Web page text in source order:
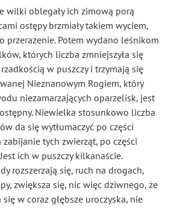
wilki oblegały ich zimową porą
ostępy brzmiały takiem wyciem,
przerażenie. Potem wydano leśnikom
których liczba zmniejszyła się
w puszczy i trzymają się
Nieznanowym Rogiem, który
niezamarzających oparzelisk, jest
Niewielka stosunkowo liczba
da się wytłumaczyć po części
zabijanie tych zwierząt, po części
ich w puszczy kilkanaście.
rozszerzają się, ruch na drogach,
zwiększa się, nic więc dziwnego, że
w coraz głębsze uroczyska, nie